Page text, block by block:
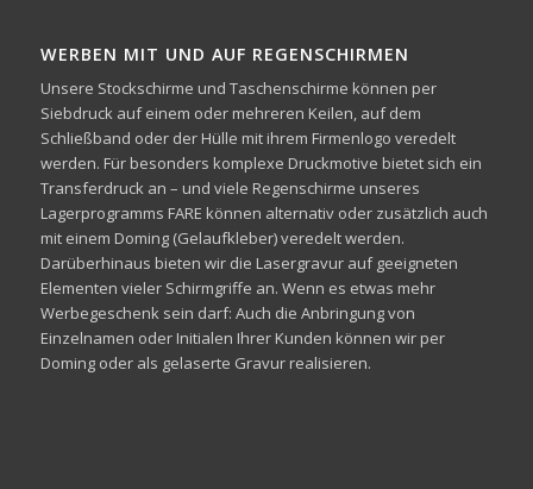
WERBEN MIT UND AUF REGENSCHIRMEN
Unsere Stockschirme und Taschenschirme können per
Siebdruck auf einem oder mehreren Keilen, auf dem
Schließband oder der Hülle mit ihrem Firmenlogo veredelt
werden. Für besonders komplexe Druckmotive bietet sich ein
Transferdruck an – und viele Regenschirme unseres
Lagerprogramms FARE können alternativ oder zusätzlich auch
mit einem Doming (Gelaufkleber) veredelt werden.
Darüberhinaus bieten wir die Lasergravur auf geeigneten
Elementen vieler Schirmgriffe an. Wenn es etwas mehr
Werbegeschenk sein darf: Auch die Anbringung von
Einzelnamen oder Initialen Ihrer Kunden können wir per
Doming oder als gelaserte Gravur realisieren.